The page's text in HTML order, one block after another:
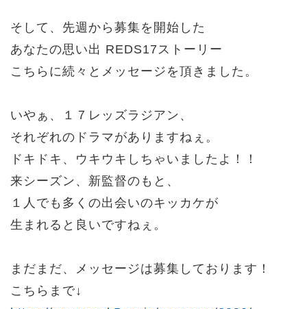
そして、先週から募集を開始した
あなたの思い出 REDS17ストーリー
こちらに続々とメッセージを頂きました。
いやぁ、１７レッズラジアン、
それぞれのドラマがありますねぇ。
ドキドキ、ウキウキしちゃいましたよ！！
来シーズン、新監督のもと、
１人でも多くの出会いのキッカケが
生まれると良いですねぇ。
まだまだ、メッセージは募集しております！
こちらまで↓